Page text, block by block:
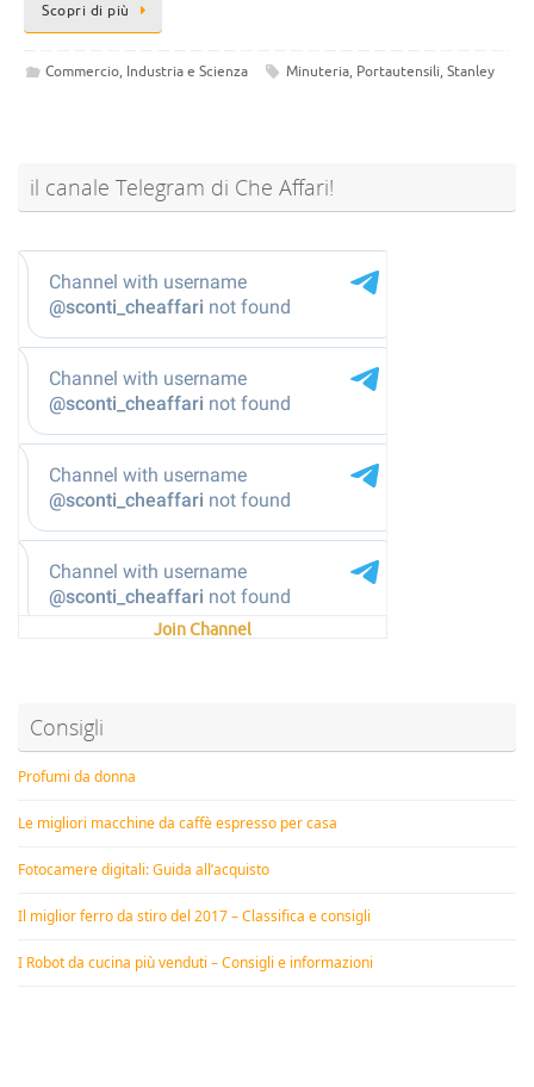
Scopri di più
Commercio, Industria e Scienza Minuteria, Portautensili,Stanley
il canale Telegram di Che Affari!
Join Channel
Consigli
Profumi da donna
Le migliori macchine da caffè espresso per casa
Fotocamere digitali: Guida all’acquisto
Il miglior ferro da stiro del 2017 – Classifica e consigli
I Robot da cucina più venduti – Consigli e informazioni